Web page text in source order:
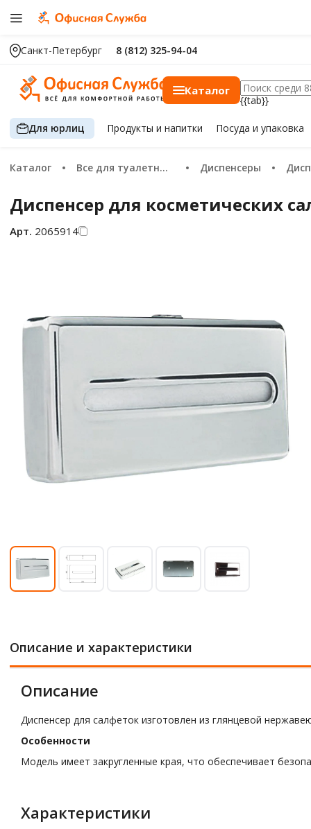
Санкт-Петербург 8 (812) 325-94-04
Каталог
{{tab}}
Для юрлиц Продуктыи напитки Посуда и упаковка
Каталог Все для туалетных комнат Диспенсеры
Диспенсер для косметических
Арт. 2065914
Описание и характеристики
Описание
Диспенсер для салфеток изготовлен из глянцевой
Особенности
Модель имеет закругленные края, что обеспечивает
Характеристики